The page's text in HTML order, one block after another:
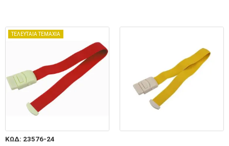
ΤΕΛΕΥΤΑΙΑ ΤΕΜΑΧΙΑ
ΚΩΔ: 23576-24